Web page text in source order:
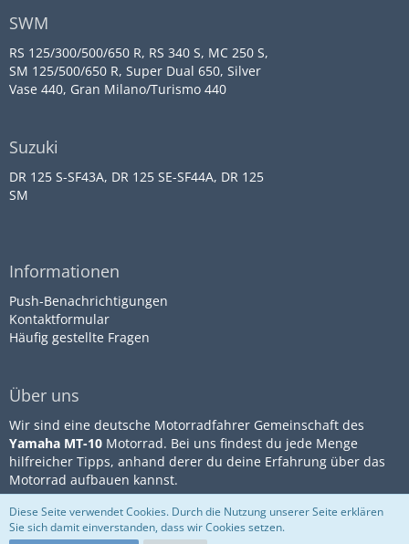
SWM
RS 125/300/500/650 R, RS 340 S, MC 250 S,
SM 125/500/650 R, Super Dual 650, Silver
Vase 440, Gran Milano/Turismo 440
Suzuki
DR 125 S-SF43A, DR 125 SE-SF44A, DR 125
SM
Informationen
Push-Benachrichtigungen
Kontaktformular
Häufig gestellte Fragen
Über uns
Wir sind eine deutsche Motorradfahrer Gemeinschaft des
Yamaha MT-10 Motorrad. Bei uns findest du jede Menge
hilfreicher Tipps, anhand derer du deine Erfahrung über das
Motorrad aufbauen kannst.
Community-Software:WoltLab
Impressum
Diese Seite verwendet Cookies. Durch die Nutzung unserer Seite erklären
Sie sich damit einverstanden, dass wir Cookies setzen.